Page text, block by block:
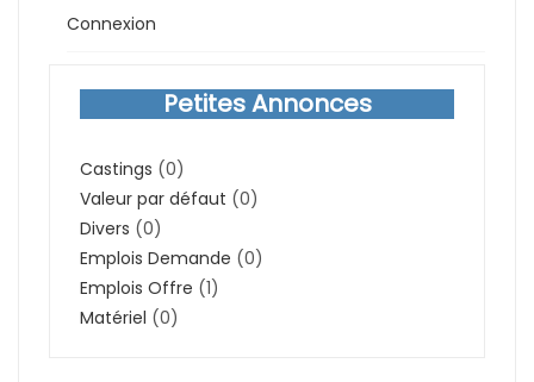
Connexion
Petites Annonces
Castings (0)
Valeur par défaut (0)
Divers (0)
Emplois Demande (0)
Emplois Offre (1)
Matériel (0)